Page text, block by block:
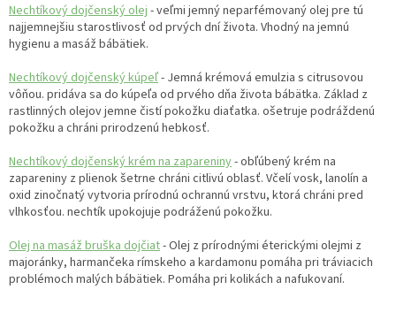
Nechtíkový dojčenský olej - veľmi jemný neparfémovaný olej pre tú
najjemnejšiu starostlivosť od prvých dní života. Vhodný na jemnú
hygienu a masáž bábätiek.
Nechtíkový dojčenský kúpeľ- Jemná krémová emulzia s citrusovou
vôňou. pridáva sa do kúpeľa od prvého dňa života bábätka. Základ z
rastlinných olejov jemne čistí pokožku diaťatka. ošetruje podráždenú
pokožku a chráni prirodzenú hebkosť.
Nechtíkový dojčenský krém na zapareniny- obľúbený krém na
zapareniny z plienok šetrne chráni citlivú oblasť. Včelí vosk, lanolín a
oxid zinočnatý vytvoria prírodnú ochrannú vrstvu, ktorá chráni pred
vlhkosťou. nechtík upokojuje podráženú pokožku.
Olej na masáž bruška dojčiat- Olej z prírodnými éterickými olejmi z
majoránky, harmančeka rímskeho a kardamonu pomáha pri tráviacich
problémoch malých bábätiek. Pomáha pri kolikách a nafukovaní.